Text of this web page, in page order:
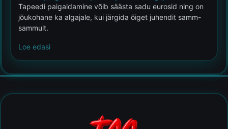
Tapeedi paigaldamine võib säästa sadu eurosid ning on
jõukohane ka algajale, kui järgida õiget juhendit samm-
sammult.
Loe edasi